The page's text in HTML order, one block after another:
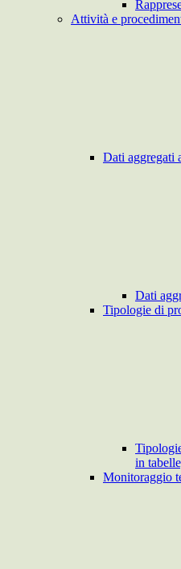
Attività e
Dati aggregati
Dati
Tipologie di
in
Monitoraggio